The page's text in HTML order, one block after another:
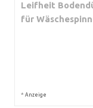
Leifheit
für
* Anzeige